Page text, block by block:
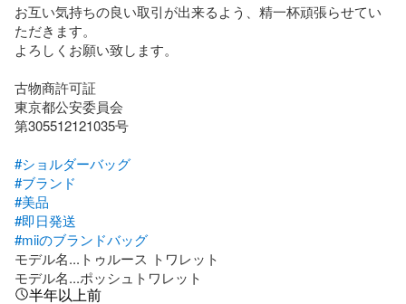
お互い気持ちの良い取引が出来るよう、精一杯頑張らせてい
ただきます。
よろしくお願い致します。
古物商許可証
東京都公安委員会
第305512121035号
#ショルダーバッグ
#ブランド
#美品
#即日発送
#miiのブランドバッグ
モデル名...トゥルース トワレット
モデル名...ポッシュトワレット
半年以上前